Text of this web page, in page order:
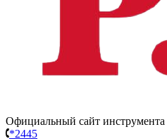
Официальный сайт инструмента
*2445